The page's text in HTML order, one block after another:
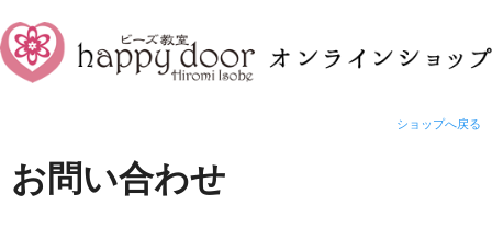
ショップへ戻る
お問い合わせ